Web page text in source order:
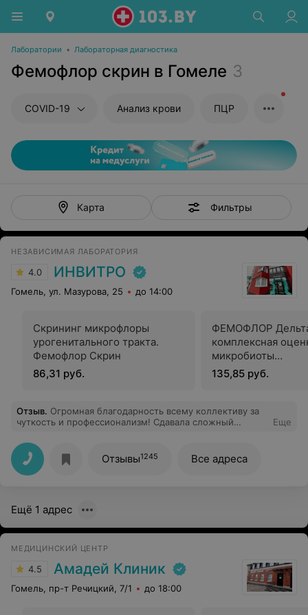
Лаборатории • Лабораторная диагностика
Фемофлор скрин в Гомеле 3
COVID-19 Анализ крови ПЦР
Карта Фильтры
НЕЗАВИСИМАЯ ЛАБОРАТОРИЯ
4.0 ИНВИТРО
Гомель, ул. Мазурова, 25 до 14:00
Скрининг микрофлоры
урогенитального тракта.
Фемофлор Скрин
86,31 руб.
ФЕМОФЛОР
комплексная
микробиоты
урогенитального
женщин (25
135,85 руб.
Отзыв. Огромная благодарность всему коллективу за
чуткость и профессионализм! Сдавала сложный
ресепшене успокоили, всё подробно объяснили,
сориентировали по срокам и подготовке. В
процедурном кабинете — мастера своего дела, укол
даже не почувствовала. Вы — лучшие!
Еще
Отзывы1245 Все адреса
Ещё 1 адрес
МЕДИЦИНСКИЙ ЦЕНТР
4.5 Амадей Клиник
Гомель, пр-т Речицкий, 7/1 до 18:00